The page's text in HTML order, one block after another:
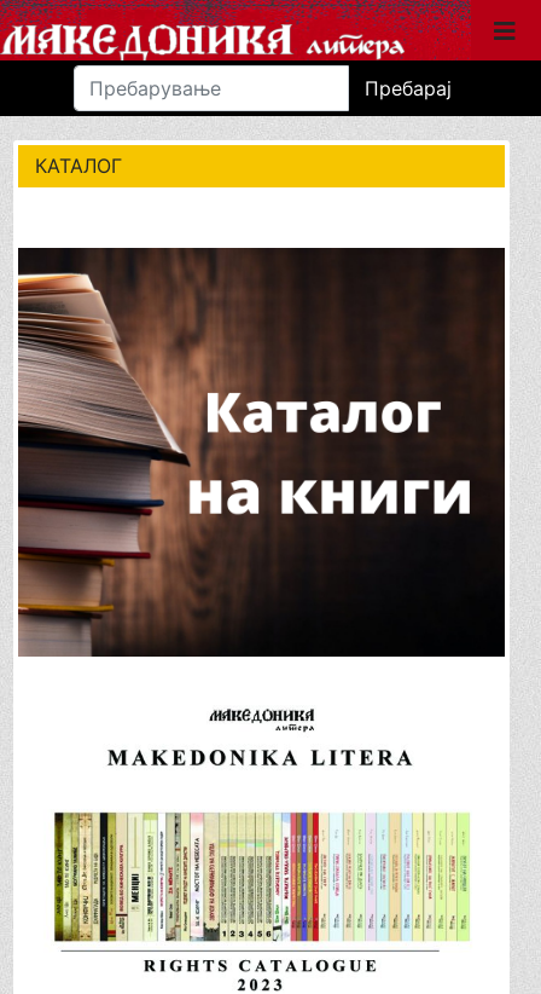
Пребарај
КАТАЛОГ